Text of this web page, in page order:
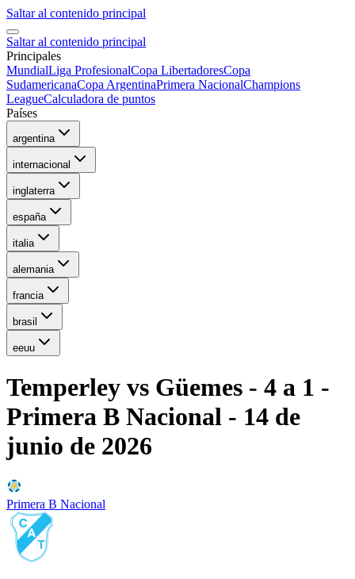
Saltar al contenido principal
Saltar al contenido principal
Principales
MundialLiga ProfesionalCopa LibertadoresCopa
SudamericanaCopa ArgentinaPrimera NacionalChampions
LeagueCalculadora de puntos
Países
argentina
internacional
inglaterra
españa
italia
alemania
francia
brasil
eeuu
Temperley vs Güemes - 4 a 1 -
Primera B Nacional - 14 de
junio de 2026
Primera B Nacional